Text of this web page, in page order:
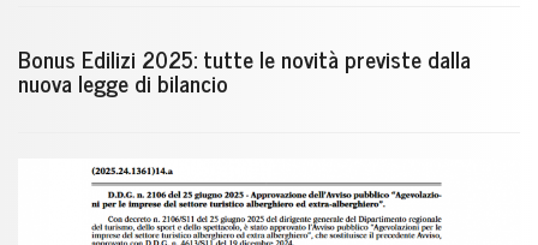
Bonus Edilizi 2025: tutte le novità previste dalla
nuova legge di bilancio